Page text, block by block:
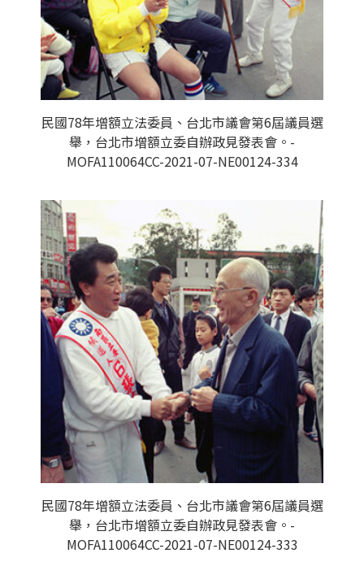
民國78年增額立法委員、台北市議會第6屆議員選
舉，台北市增額立委自辦政見發表會。-
MOFA110064CC-2021-07-NE00124-334
民國78年增額立法委員、台北市議會第6屆議員選
舉，台北市增額立委自辦政見發表會。-
MOFA110064CC-2021-07-NE00124-333